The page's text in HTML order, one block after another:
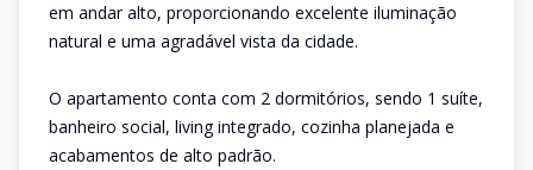
em andar alto, proporcionando excelente iluminação
natural e uma agradável vista da cidade.
O apartamento conta com 2 dormitórios, sendo 1 suíte,
banheiro social, living integrado, cozinha planejada e
acabamentos de alto padrão.